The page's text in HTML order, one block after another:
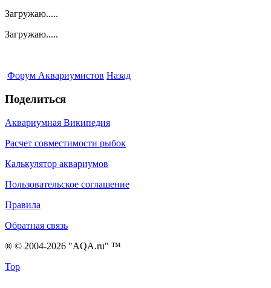
Загружаю.....
Загружаю.....
Форум Аквариумистов Назад
Поделиться
Аквариумная Википедия
Расчет совместимости рыбок
Калькулятор аквариумов
Пользовательское соглашение
Правила
Обратная связь
® © 2004-2026 "AQA.ru" ™
Top